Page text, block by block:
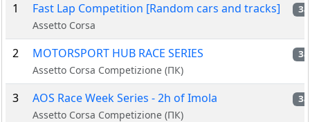
1 Fast Lap Competition [Random cars and tracks]
Assetto Corsa
2 MOTORSPORT HUB RACE SERIES
Assetto Corsa Competizione (ПК)
3 AOS Race Week Series - 2h of Imola
Assetto Corsa Competizione (ПК)